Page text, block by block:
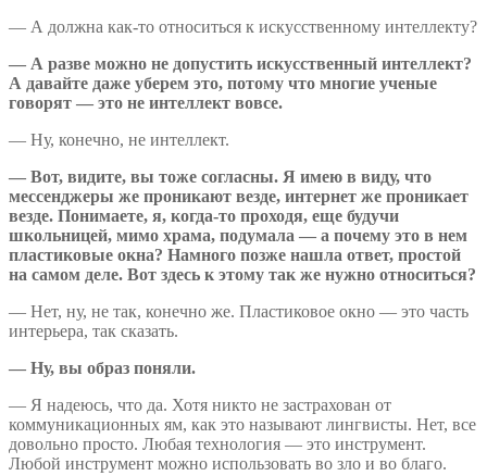
— А должна как-то относиться к искусственному интеллекту?
— А разве можно не допустить искусственный интеллект?
А давайте даже уберем это, потому что многие ученые
говорят — это не интеллект вовсе.
— Ну, конечно, не интеллект.
— Вот, видите, вы тоже согласны. Я имею в виду, что
мессенджеры же проникают везде, интернет же проникает
везде. Понимаете, я, когда-то проходя, еще будучи
школьницей, мимо храма, подумала — а почему это в нем
пластиковые окна? Намного позже нашла ответ, простой
на самом деле. Вот здесь к этому так же нужно относиться?
— Нет, ну, не так, конечно же. Пластиковое окно — это часть
интерьера, так сказать.
— Ну, вы образ поняли.
— Я надеюсь, что да. Хотя никто не застрахован от
коммуникационных ям, как это называют лингвисты. Нет, все
довольно просто. Любая технология — это инструмент.
Любой инструмент можно использовать во зло и во благо.